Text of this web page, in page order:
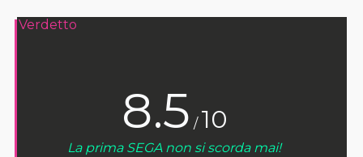
Verdetto
8.5 / 10
La prima SEGA non si scorda mai!